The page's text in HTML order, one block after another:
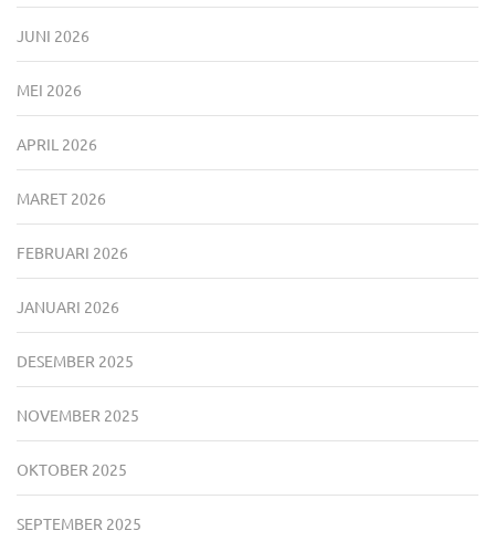
JUNI 2026
MEI 2026
APRIL 2026
MARET 2026
FEBRUARI 2026
JANUARI 2026
DESEMBER 2025
NOVEMBER 2025
OKTOBER 2025
SEPTEMBER 2025